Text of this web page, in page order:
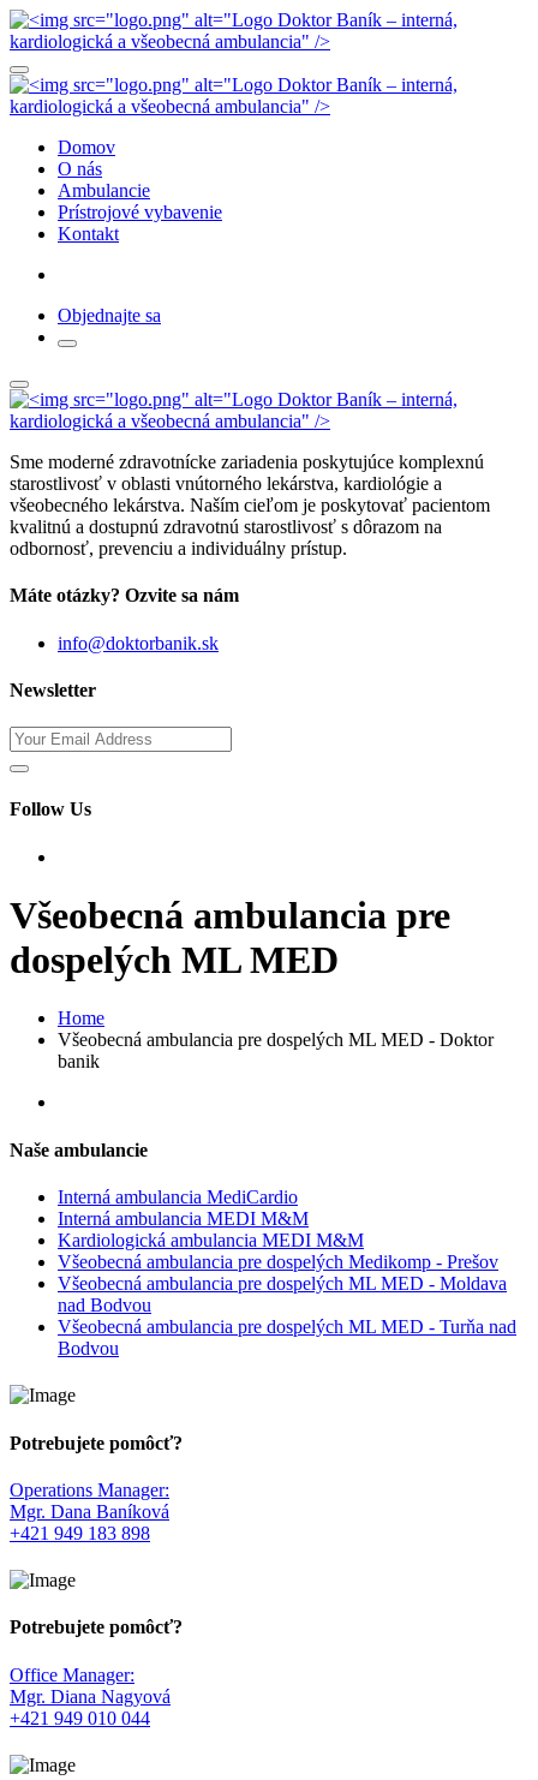
Domov
O nás
Ambulancie
Prístrojové vybavenie
Kontakt
Objednajte sa
Sme moderné zdravotnícke zariadenia poskytujúce komplexnú
starostlivosť v oblasti vnútorného lekárstva, kardiológie a
všeobecného lekárstva. Naším cieľom je poskytovať pacientom
kvalitnú a dostupnú zdravotnú starostlivosť s dôrazom na
odbornosť, prevenciu a individuálny prístup.
Máte otázky? Ozvite sa nám
info@doktorbanik.sk
Newsletter
Follow Us
Všeobecná ambulancia pre
dospelých ML MED
Home
Všeobecná ambulancia pre dospelých ML MED - Doktor
banik
Naše ambulancie
Interná ambulancia MediCardio
Interná ambulancia MEDI M&M
Kardiologická ambulancia MEDI M&M
Všeobecná ambulancia pre dospelých Medikomp - Prešov
Všeobecná ambulancia pre dospelých ML MED - Moldava
nad Bodvou
Všeobecná ambulancia pre dospelých ML MED - Turňa nad
Bodvou
Potrebujete pomôcť?
Operations Manager:
Mgr. Dana Baníková
+421 949 183 898
Potrebujete pomôcť?
Office Manager:
Mgr. Diana Nagyová
+421 949 010 044